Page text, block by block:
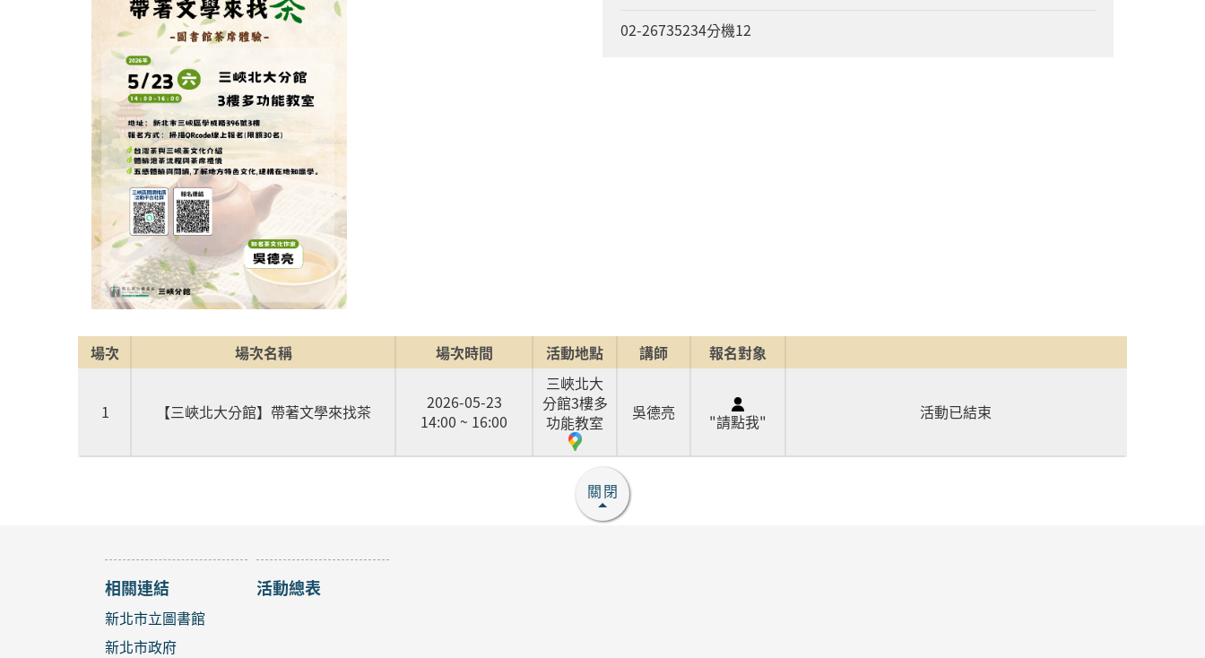
02-26735234分機12
場次 場次名稱 場次時間 活動地點 講師 報名對象
1 【三峽北大分館】帶著文學來找茶
2026-05-23
14:00 ~ 16:00
三峽北大
分館3樓多
功能教室
吳德亮 "請點我" 活動已結束
關閉
相關連結
新北市立圖書館
新北市政府
活動總表